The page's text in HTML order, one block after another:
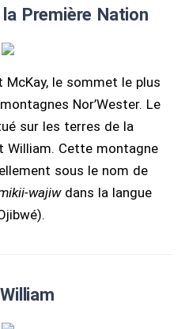
Première Nation
le sommet le plus
Nor’Wester. Le
sur les terres de la
William. Cette montagne
sous le nom de
wajiwdans la langue